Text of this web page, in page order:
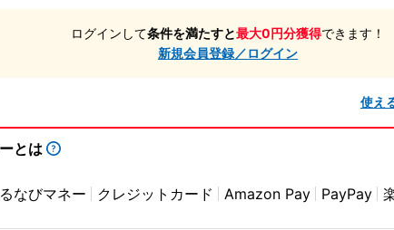
ログインして条件を満たすと最大0円分獲得できます！
新規会員登録／ログイン
使え
とは
なびマネー クレジットカード Amazon Pay PayPay